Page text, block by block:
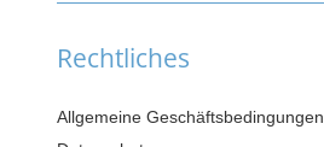
Rechtliches
Allgemeine Geschäftsbedingungen